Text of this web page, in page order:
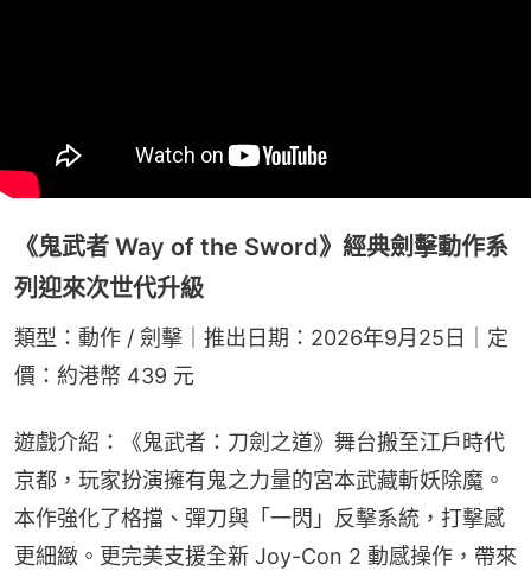
《鬼武者 Way of the Sword》經典劍擊動作系
列迎來次世代升級
類型：動作 / 劍擊｜推出日期：2026年9月25日｜定
價：約港幣 439 元
遊戲介紹：《鬼武者：刀劍之道》舞台搬至江戶時代
京都，玩家扮演擁有鬼之力量的宮本武藏斬妖除魔。
本作強化了格擋、彈刀與「一閃」反擊系統，打擊感
更細緻。更完美支援全新 Joy-Con 2 動感操作，帶來